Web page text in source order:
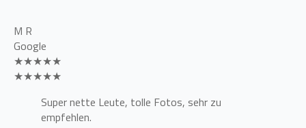
M R
Google
★★★★★
★★★★★
Super nette Leute, tolle Fotos, sehr zu
empfehlen.